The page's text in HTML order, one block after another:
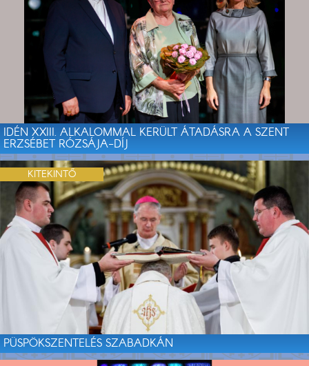
IDÉN XXIII. ALKALOMMAL KERÜLT ÁTADÁSRA A SZENT
ERZSÉBET RÓZSÁJA-DÍJ
PÜSPÖKSZENTELÉS SZABADKÁN
KITEKINTŐ